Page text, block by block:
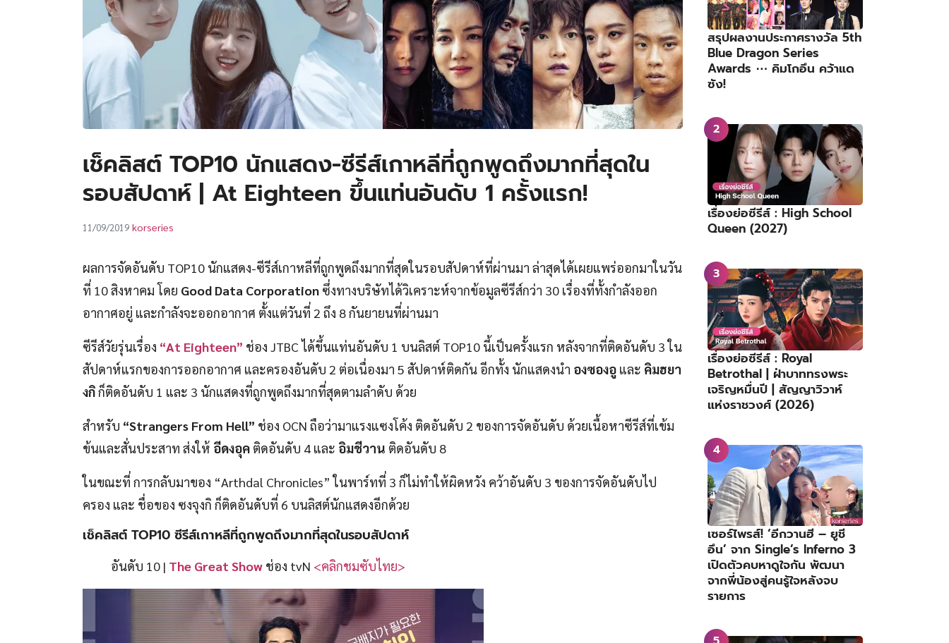
เช็คลิสต์ TOP10 นักแสดง-ซีรีส์เกาหลีที่ถูกพูดถึงมากที่สุดใน
รอบสัปดาห์ | At Eighteen ขึ้นแท่นอันดับ 1 ครั้งแรก!
11/09/2019 korseries
ผลการจัดอันดับ TOP10 นักแสดง-ซีรีส์เกาหลีที่ถูกพูดถึงมากที่สุดในรอบสัปดาห์ที่ผ่านมา ล่าสุดได้เผยแพร่ออกมาในวัน
ที่ 10 สิงหาคม โดย Good Data Corporation ซึ่งทางบริษัทได้วิเคราะห์จากข้อมูลซีรีส์กว่า 30 เรื่องที่ทั้งกำลังออก
อากาศอยู่ และกำลังจะออกอากาศ ตั้งแต่วันที่ 2 ถึง 8 กันยายนที่ผ่านมา
ซีรีส์วัยรุ่นเรื่อง “At Eighteen” ช่อง JTBC ได้ขึ้นแท่นอันดับ 1 บนลิสต์ TOP10 นี้เป็นครั้งแรก หลังจากที่ติดอันดับ 3 ใน
สัปดาห์แรกของการออกอากาศ และครองอันดับ 2 ต่อเนื่องมา 5 สัปดาห์ติดกัน อีกทั้ง นักแสดงนำ องซองอู และ คิมฮยา
งกิก็ติดอันดับ 1 และ 3 นักแสดงที่ถูกพูดถึงมากที่สุดตามลำดับ ด้วย
สำหรับ “Strangers From Hell” ช่อง OCN ถือว่ามาแรงแซงโค้ง ติดอันดับ 2 ของการจัดอันดับ ด้วยเนื้อหาซีรีส์ที่เข้ม
ข้นและสั่นประสาท ส่งให้ อีดงอุค ติดอันดับ 4 และ อิมชีวาน ติดอันดับ 8
ในขณะที่ การกลับมาของ “Arthdal Chronicles” ในพาร์ทที่ 3 ก็ไม่ทำให้ผิดหวัง คว้าอันดับ 3 ของการจัดอันดับไป
ครอง และ ชื่อของ ซงจุงกิ ก็ติดอันดับที่ 6 บนลิสต์นักแสดงอีกด้วย
เช็คลิสต์ TOP10 ซีรีส์เกาหลีที่ถูกพูดถึงมากที่สุดในรอบสัปดาห์
อันดับ 10 | The Great Show ช่อง tvN <คลิกชมซับไทย>
สรุปผลงานประกาศรางวัล 5th
Blue Dragon Series
Awards ⋯ คิมโกอึน คว้าแด
ซัง!
เรื่องย่อซีรีส์ : High School
Queen (2027)
เรื่องย่อซีรีส์ : Royal
Betrothal | ฝ่าบาททรงพระ
เจริญหมื่นปี | สัญญาวิวาห์
แห่งราชวงศ์ (2026)
เซอร์ไพรส์! ‘อีกวานฮี – ยูชี
อึน’ จาก Single’s Inferno 3
เปิดตัวคบหาดูใจกัน พัฒนา
จากพี่น้องสู่คนรู้ใจหลังจบ
รายการ